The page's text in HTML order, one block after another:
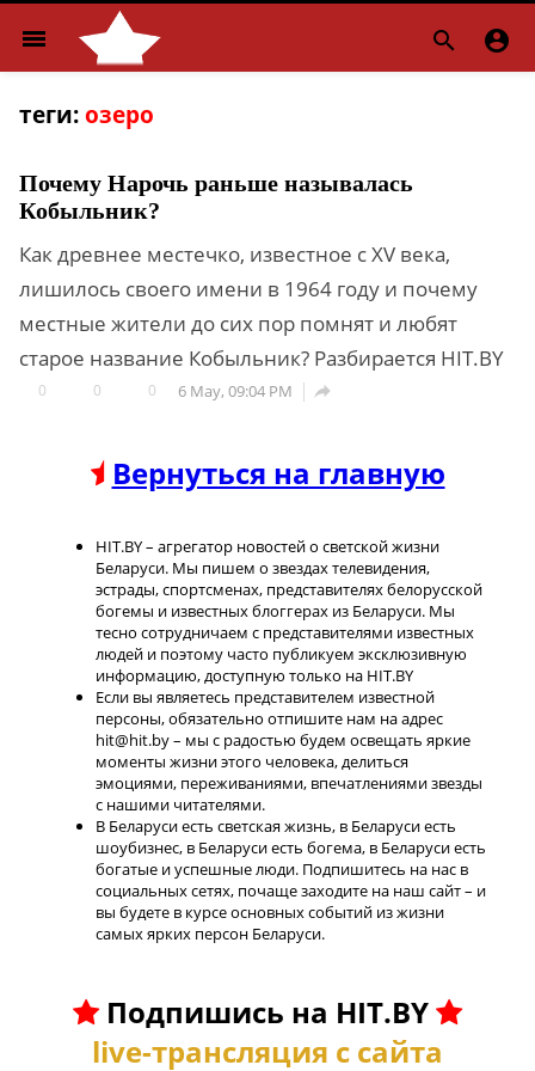
menu  
теги: озеро
Почему Нарочь раньше называлась
Кобыльник?
Как древнее местечко, известное с XV века,
лишилось своего имени в 1964 году и почему
местные жители до сих пор помнят и любят
старое название Кобыльник? Разбирается HIT.BY
0 0 0 6 May, 09:04 PM 
Вернуться на главную
HIT.BY – агрегатор новостей о светской жизни
Беларуси. Мы пишем о звездах телевидения,
эстрады, спортсменах, представителях белорусской
богемы и известных блоггерах из Беларуси. Мы
тесно сотрудничаем с представителями известных
людей и поэтому часто публикуем эксклюзивную
информацию, доступную только на HIT.BY
Если вы являетесь представителем известной
персоны, обязательно отпишите нам на адрес
hit@hit.by – мы с радостью будем освещать яркие
моменты жизни этого человека, делиться
эмоциями, переживаниями, впечатлениями звезды
с нашими читателями.
В Беларуси есть светская жизнь, в Беларуси есть
шоубизнес, в Беларуси есть богема, в Беларуси есть
богатые и успешные люди. Подпишитесь на нас в
социальных сетях, почаще заходите на наш сайт – и
вы будете в курсе основных событий из жизни
самых ярких персон Беларуси.
Подпишись на HIT.BY
live-трансляция с сайта